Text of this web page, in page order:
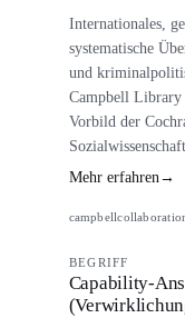
Internationales,
systematische
und
Campbell Library
Vorbild der
Mehr erfahren→
BEGRIFF
Capability-